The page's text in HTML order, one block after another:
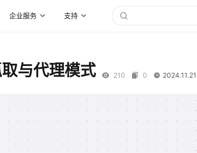
企业服务 支持
与代理模式 210 0 2024.11.21